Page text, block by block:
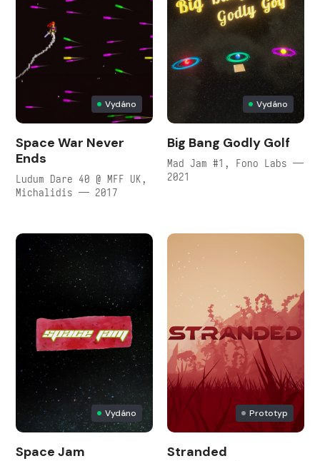
Vydáno
Space War Never
Ends
Ludum Dare 40 @ MFF UK,
Michalidis — 2017
Vydáno
Big Bang Godly Golf
Mad Jam #1, Fono Labs —
2021
Vydáno
Space Jam
Prototyp
Stranded